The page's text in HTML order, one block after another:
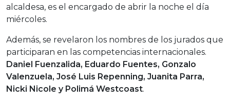
alcaldesa, es el encargado de abrir la noche el día
miércoles.
Además, se revelaron los nombres de los jurados que
participaran en las competencias internacionales.
Daniel Fuenzalida, Eduardo Fuentes, Gonzalo
Valenzuela, José Luis Repenning, Juanita Parra,
Nicki Nicole y Polimá Westcoast.